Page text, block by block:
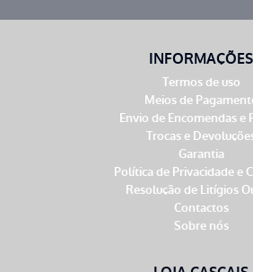
INFORMAÇÕES
Termos de uso
Meios de
Envio de Encomendas e
Trocas e
Garantia
Política de Privacidade e
Resolução de Litígios
Contactos
Sobre nós